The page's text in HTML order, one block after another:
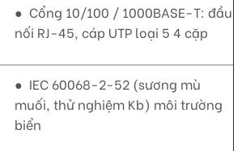
● Cổng 10/100 / 1000BASE-T: đầu
nối RJ-45, cáp UTP loại 5 4 cặp
● IEC 60068-2-52 (sương mù
muối, thử nghiệm Kb) môi trường
biển